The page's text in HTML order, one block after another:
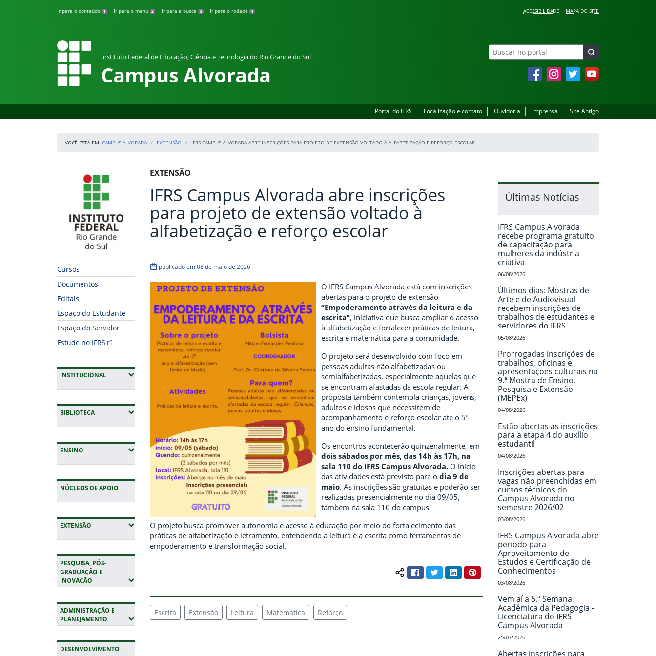
Ir para o conteúdo 1 Ir para o menu 2 Ir para a busca 3 Ir para o rodapé 4 ACESSIBILIDADE MAPA DO SITE
Instituto Federal de Educação, Ciência e Tecnologia do Rio Grande do Sul
Campus Alvorada FacebookInstagramTwitter YouTube
Portal do IFRS Localização e contato Ouvidoria Imprensa Site Antigo
VOCÊ ESTÁ EM: CAMPUS ALVORADA EXTENSÃO IFRS CAMPUS ALVORADA ABRE INSCRIÇÕES PARA PROJETO DE EXTENSÃO VOLTADO À ALFABETIZAÇÃO E REFORÇO ESCOLAR
Início da navegação
Cursos
Documentos
Editais
Espaço do Estudante
Espaço do Servidor
Estude no IFRS
INSTITUCIONAL(EXPANDIR SUBMENUS)
BIBLIOTECA(EXPANDIR SUBMENUS)
ENSINO (EXPANDIR SUBMENUS)
NÚCLEOS DE APOIO
EXTENSÃO (EXPANDIR SUBMENUS)
PESQUISA, PÓS-
GRADUAÇÃO E
INOVAÇÃO (EXPANDIR SUBMENUS)
ADMINISTRAÇÃO E
PLANEJAMENTO (EXPANDIR SUBMENUS)
DESENVOLVIMENTO
Início do conteúdo
EXTENSÃO
IFRS Campus Alvorada abre inscrições
para projeto de extensão voltado à
alfabetização e reforço escolar
publicado em 08 de maio de 2026
O IFRS Campus Alvorada está com inscrições
abertas para o projeto de extensão
“Empoderamento através da leitura e da
escrita”, iniciativa que busca ampliar o acesso
à alfabetização e fortalecer práticas de leitura,
escrita e matemática para a comunidade.
O projeto será desenvolvido com foco em
pessoas adultas não alfabetizadas ou
semialfabetizadas, especialmente aquelas que
se encontram afastadas da escola regular. A
proposta também contempla crianças, jovens,
adultos e idosos que necessitem de
acompanhamento e reforço escolar até o 5º
ano do ensino fundamental.
Os encontros acontecerão quinzenalmente, em
dois sábados por mês, das 14h às 17h, na
sala 110 do IFRS Campus Alvorada. O início
das atividades está previsto para odia 9 de
maio. As inscrições são gratuitas e poderão ser
realizadas presencialmente no dia 09/05,
também na sala 110 do campus.
O projeto busca promover autonomia e acesso à educação por meio do fortalecimento das
práticas de alfabetização e letramento, entendendo a leitura e a escrita como ferramentas de
empoderamento e transformação social.
Compartilhar conteúdo:
FacebookTwitterLinkedInPinterest
Escrita Extensão Leitura Matemática Reforço
Últimas Notícias
IFRS Campus Alvorada
recebe programa gratuito
de capacitação para
mulheres da indústria
criativa
06/08/2026
Últimos dias: Mostras de
Arte e de Audiovisual
recebem inscrições de
trabalhos de estudantes e
servidores do IFRS
05/08/2026
Prorrogadas inscrições de
trabalhos, oficinas e
apresentações culturais na
9.ª Mostra de Ensino,
Pesquisa e Extensão
(MEPEx)
04/08/2026
Estão abertas as inscrições
para a etapa 4 do auxílio
estudantil
04/08/2026
Inscrições abertas para
vagas não preenchidas em
cursos técnicos do
Campus Alvorada no
semestre 2026/02
03/08/2026
IFRS Campus Alvorada abre
período para
Aproveitamento de
Estudos e Certificação de
Conhecimentos
03/08/2026
Vem aí a 5.ª Semana
Acadêmica da Pedagogia -
Licenciatura do IFRS
Campus Alvorada
25/07/2026
Abertas inscrições para